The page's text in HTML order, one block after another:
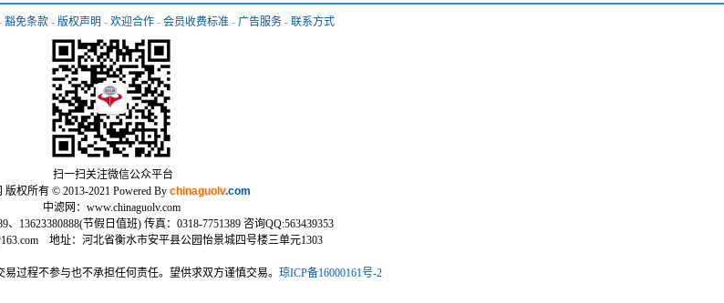
豁免条款 - 版权声明 - 欢迎合作 - 会员收费标准 - 广告服务 - 联系方式
扫一扫关注微信公众平台
版权所有 © 2013-2021 Powered By chinaguolv.com
中滤网：www.chinaguolv.com
、13623380888(节假日值班) 传真：0318-7751389 咨询QQ:563439353
地址：河北省衡水市安平县公园怡景城四号楼三单元1303
过程不参与也不承担任何责任。望供求双方谨慎交易。 琼ICP备16000161号-2